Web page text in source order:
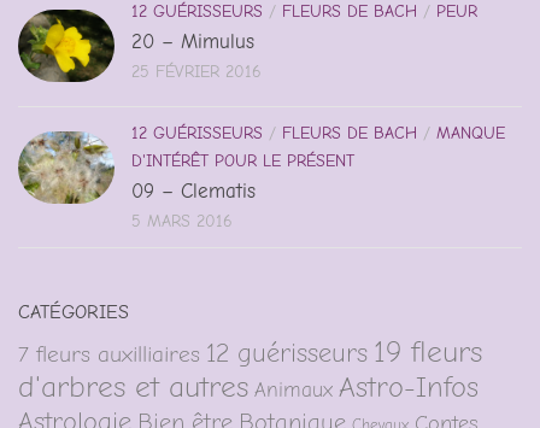
12 GUÉRISSEURS / FLEURS DE BACH / PEUR
20 – Mimulus
25 FÉVRIER 2016
12 GUÉRISSEURS / FLEURS DE BACH / MANQUE
D'INTÉRÊT POUR LE PRÉSENT
09 – Clematis
5 MARS 2016
CATÉGORIES
7 fleurs auxilliaires 12 guérisseurs 19 fleurs
d'arbres et autres Animaux Astro-Infos
Astrologie Bien être Botanique